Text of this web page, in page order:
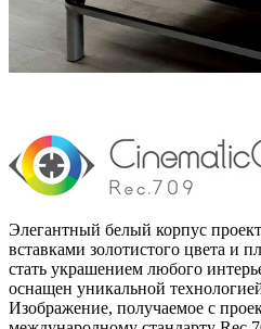
Элегантный белый корпус
вставками золотистого цвета и
стать украшением любого
оснащен уникальной
Изображение, получаемое с